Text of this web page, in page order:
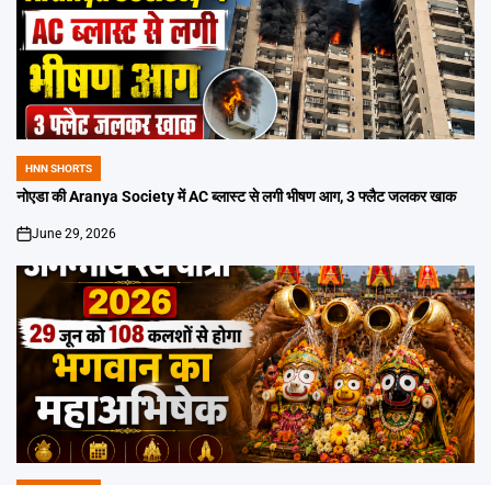
POSTED
IN
HNN SHORTS
नोएडा की Aranya Society में AC ब्लास्ट से लगी भीषण आग, 3 फ्लैट जलकर खाक
on
June 29, 2026